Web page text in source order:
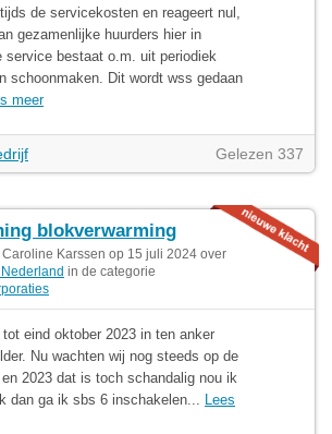
de servicekosten en reageert nul,
gezamenlijke huurders hier in
service bestaat o.m. uit periodiek
schoonmaken. Dit wordt wss gedaan
meer
Gelezen 337
blokverwarming
Caroline Karssen op 15 juli 2024 over
in de categorie
eind oktober 2023 in ten anker
Nu wachten wij nog steeds op de
2023 dat is toch schandalig nou ik
dan ga ik sbs 6 inschakelen... Lees